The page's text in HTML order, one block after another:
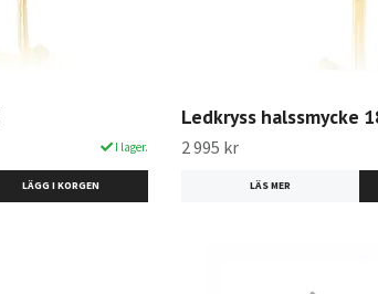
I lager.
Ledkryss halssmycke
2 995 kr
LÄS MER